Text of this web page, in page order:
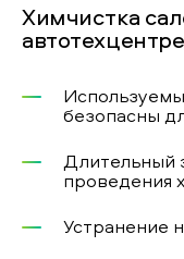
Химчистка
безопасны
Длительный
проведения
Устранение